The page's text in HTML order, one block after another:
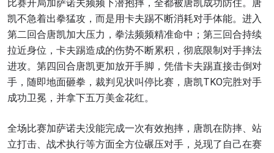
比赛开局加萨诺夫频频下潜抱摔，全都被唐凯成功防住。唐
凯不急着出拳猛攻，而是用卡夫踢不断消耗对手体能。进入
第二回合唐凯加大压力，拳法频频精准命中；第三回合持续
拉近身位，卡夫踢造成的伤势不断累积，彻底限制对手摔法
进攻。第四回合唐凯更加放开手脚，凭借卡夫踢直接击倒对
手，随即地面砸拳，裁判见状叫停比赛，唐凯TKO完胜对手
成功卫冕，并拿下五万美金花红。
全场比赛加萨诺夫没能完成一次有效抱摔，唐凯在防摔、站
立打击、战术执行等方面全方位碾压对手，兑现了自己在赛